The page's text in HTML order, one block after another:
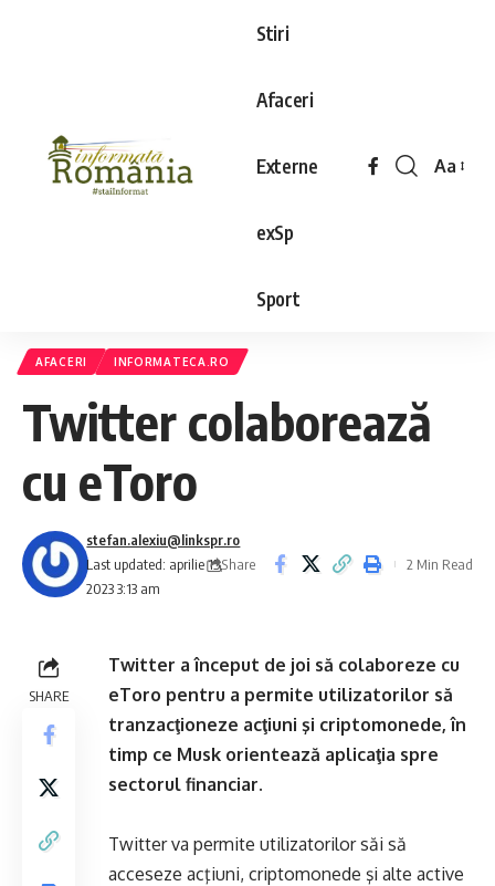
Stiri
Afaceri
Externe
exSp
Sport
Aa
AFACERI INFORMATECA.RO
Twitter colaborează
cu eToro
Last updated: aprilie 15,
2023 3:13 am
stefan.alexiu@linkspr.ro
Share
2 Min Read
SHARE
Twitter a început de joi să colaboreze cu
eToro pentru a permite utilizatorilor să
tranzacţioneze acţiuni şi criptomonede, în
timp ce Musk orientează aplicaţia spre
sectorul financiar.
Twitter va permite utilizatorilor săi să
acceseze acţiuni, criptomonede şi alte active